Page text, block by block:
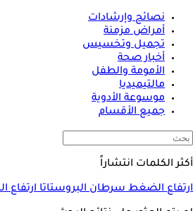
نصائح وإرشادات
أمراض مزمنة
تجميل وتخسيس
أخبار صحة
الأمومة والطفل
مالتيميديا
موسوعة الأدوية
جميع الأقسام
أكثر الكلمات انتشاراً
ارتفاع الضغطسرطان البروستاتاارتفاع